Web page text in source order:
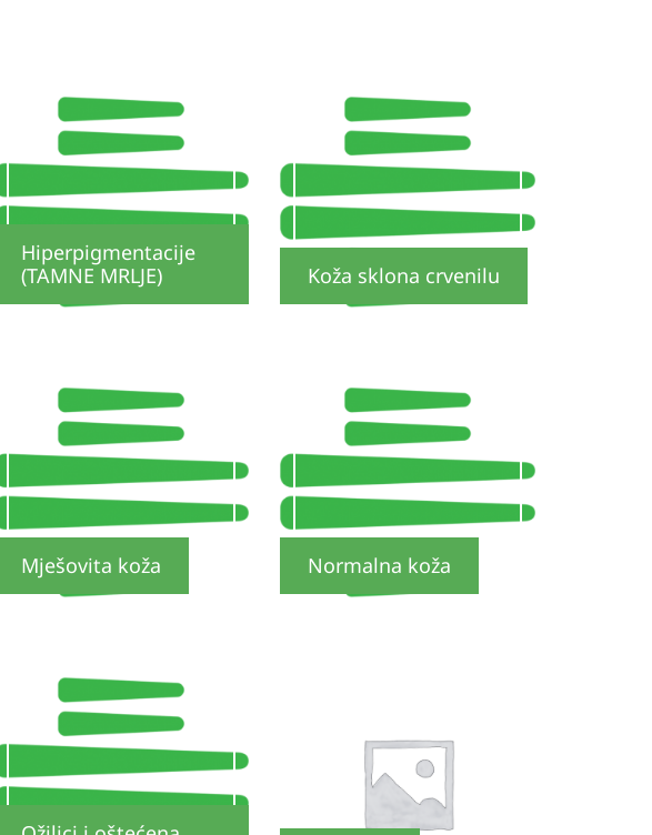
Hiperpigmentacije
(TAMNE MRLJE)
Koža sklona crvenilu
Mješovita koža Normalna koža